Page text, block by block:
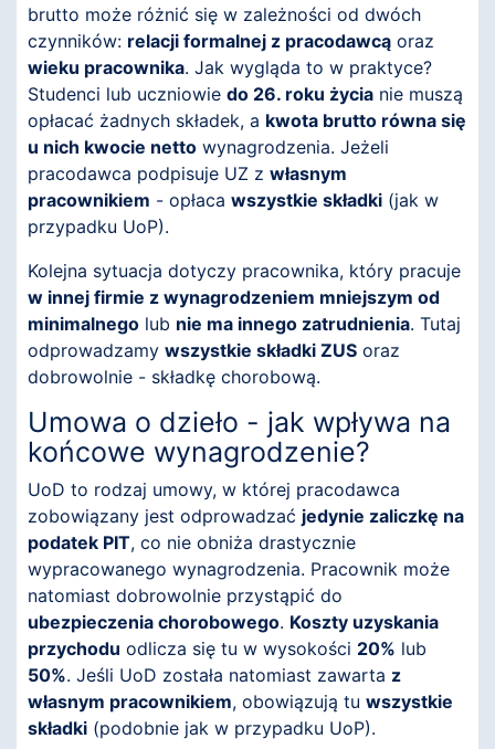
brutto może różnić się w zależności od dwóch
czynników: relacji formalnej z pracodawcą oraz
wieku pracownika. Jak wygląda to w praktyce?
Studenci lub uczniowie do 26. roku życia nie muszą
opłacać żadnych składek, a kwota brutto równa się
u nich kwocie netto wynagrodzenia. Jeżeli
pracodawca podpisuje UZ z własnym
pracownikiem - opłaca wszystkie składki (jak w
przypadku UoP).
Kolejna sytuacja dotyczy pracownika, który pracuje
w innej firmie z wynagrodzeniem mniejszym od
minimalnego lub nie ma innego zatrudnienia. Tutaj
odprowadzamy wszystkie składki ZUS oraz
dobrowolnie - składkę chorobową.
Umowa o dzieło - jak wpływa na
końcowe wynagrodzenie?
UoD to rodzaj umowy, w której pracodawca
zobowiązany jest odprowadzać jedynie zaliczkę na
podatek PIT, co nie obniża drastycznie
wypracowanego wynagrodzenia. Pracownik może
natomiast dobrowolnie przystąpić do
ubezpieczenia chorobowego. Koszty uzyskania
przychodu odlicza się tu w wysokości 20% lub
50%. Jeśli UoD została natomiast zawarta z
własnym pracownikiem, obowiązują tu wszystkie
składki (podobnie jak w przypadku UoP).